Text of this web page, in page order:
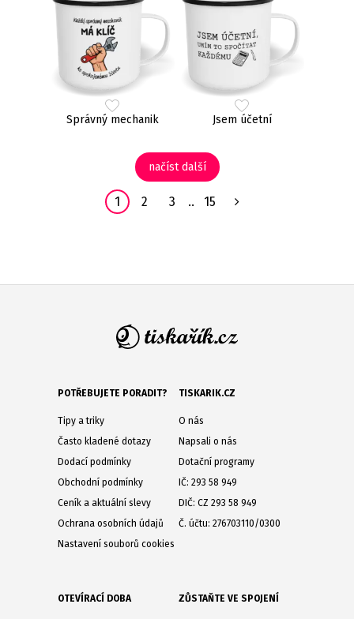
Správný mechanik Jsem účetní
načíst další
1 2 3 .. 15
POTŘEBUJETE PORADIT?
Tipy a triky
Často kladené dotazy
Dodací podmínky
Obchodní podmínky
Ceník a aktuální slevy
Ochrana osobních údajů
Nastavení souborů cookies
TISKARIK.CZ
O nás
Napsali o nás
Dotační programy
IČ: 293 58 949
DIČ: CZ 293 58 949
Č. účtu: 276703110/0300
OTEVÍRACÍ DOBA ZŮSTAŇTE VE SPOJENÍ